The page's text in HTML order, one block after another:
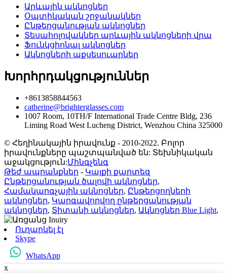
Արևային ակնոցներ
Օպտիկական շրջանակներ
Ընթերցանության ակնոցներ
Տեսահոլովակներ արևային ակնոցների վրա
Ֆունկցիոնալ ակնոցներ
Ակնոցների աքսեսուարներ
Խորհրդակցություններ
+8613858844563
catherine@brighterglasses.com
1007 Room, 10TH/F International Trade Centre Bldg, 236
Liming Road West Lucheng District, Wenzhou China 325000
© Հեղինակային իրավունք - 2010-2022. Բոլոր
իրավունքները պաշտպանված են: Տեխնիկական
աջակցություն:Մինգչենգ
Թեժ ապրանքներ - Կայքի քարտեզ
Ընթերցանության ծալովի ակնոցներ,
Համակարգչային ակնոցներ, Ընթերցողների
ակնոցներ, Կարգավորվող ընթերցանության
ակնոցներ, Տիտանի ակնոցներ, Ակնոցներ Blue Light,
Ուղարկել էլ
Skype
WhatsApp
x